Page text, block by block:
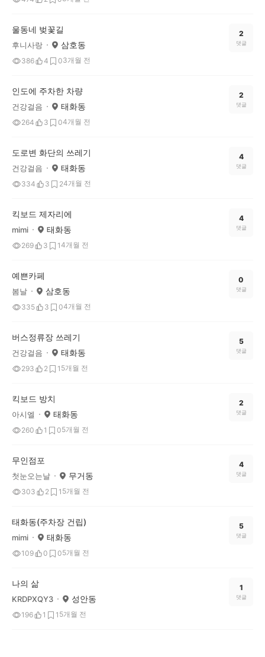
울동네 벚꽃길
후니사랑 삼호동
386 4 03개월 전
2
댓글
인도에 주차한 차량
건강걸음 태화동
264 3 04개월 전
2
댓글
도로변 화단의 쓰레기
건강걸음 태화동
334 3 24개월 전
4
댓글
킥보드 제자리에
mimi 태화동
269 3 14개월 전
4
댓글
예쁜카페
봄날 삼호동
335 3 04개월 전
0
댓글
버스정류장 쓰레기
건강걸음 태화동
293 2 1 5개월 전
5
댓글
킥보드 방치
아시엘 태화동
260 1 05개월 전
2
댓글
무인점포
첫눈오는날 무거동
303 2 1 5개월 전
4
댓글
태화동(주차장 건립)
mimi 태화동
109 0 05개월 전
5
댓글
나의 삶
KRDPXQY3 성안동
196 1 1 5개월 전
1
댓글